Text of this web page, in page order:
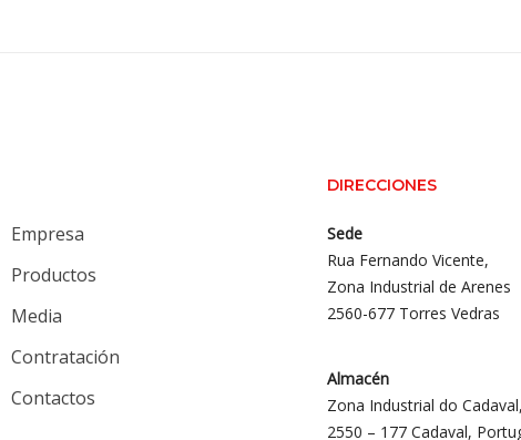
Empresa
Productos
Media
Contratación
Contactos
DIRECCIONES
Sede
Rua Fernando Vicente,
Zona Industrial de Arenes
2560-677 Torres Vedras
Almacén
Zona Industrial do
2550 – 177 Cadaval,